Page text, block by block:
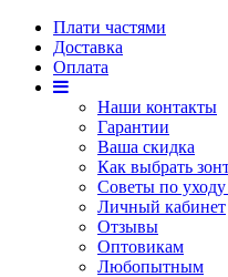
Плати частями
Доставка
Оплата
Наши контакты
Гарантии
Ваша скидка
Как выбрать
Советы по уходу
Личный кабинет
Отзывы
Оптовикам
Любопытным